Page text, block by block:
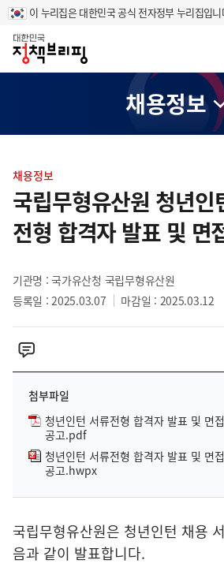
이 누리집은 대한민국 공식 전자정부 누리집입니
홈
채용정보
텐
츠
영
역
채용정보
국립무형유산원 청년인
전형 합격자 발표 및 면
기관명 : 국가유산청 국립무형유산원
등록일 : 2025.03.07
마감일 : 2025.03.12
첨부파일
청년인턴 서류전형 합격자 발표 및 면
공고.pdf
청년인턴 서류전형 합격자 발표 및 면
공고.hwpx
국립무형유산원은 청년인턴 채용
음과 같이 발표합니다.